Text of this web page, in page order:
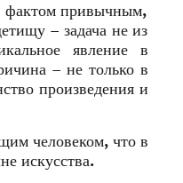
фактом привычным,
– задача не из
явление в
– не только в
произведения и
человеком, что в
искусства.